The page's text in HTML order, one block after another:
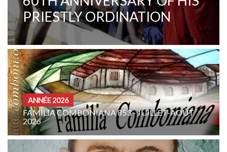
MENTALITY
AOÛT
CURIA - (NOTIZIE-NEWS)
INTENTION DE PRIÈRE DE LA FAMILLE
COMBONIENNE : AOÛT 2026